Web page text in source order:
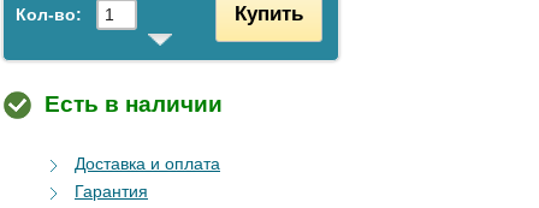
Кол-во: Купить
Есть в наличии
Доставка и оплата
Гарантия